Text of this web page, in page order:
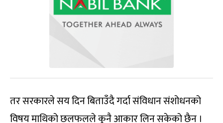
तर सरकारले सय दिन बिताउँदै गर्दा संविधान संशोधनको
विषय माथिको छलफलले कुनै आकार लिन सकेको छैन ।